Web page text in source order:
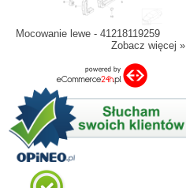
Mocowanie lewe - 41218119259
Zobacz więcej »